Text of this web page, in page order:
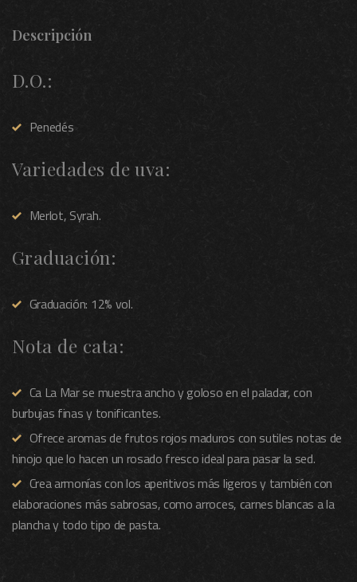
Descripción
D.O.:
Penedés
Variedades de uva:
Merlot, Syrah.
Graduación:
Graduación: 12% vol.
Nota de cata:
Ca La Mar se muestra ancho y goloso en el paladar, con
burbujas finas y tonificantes.
Ofrece aromas de frutos rojos maduros con sutiles notas de
hinojo que lo hacen un rosado fresco ideal para pasar la sed.
Crea armonías con los aperitivos más ligeros y también con
elaboraciones más sabrosas, como arroces, carnes blancas a la
plancha y todo tipo de pasta.